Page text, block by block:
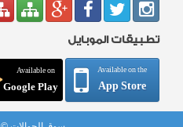
تطبيقات الموبايل
Available on the
App Store
Available on
Google Play